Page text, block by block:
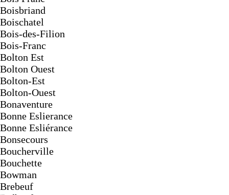
Boisbriand
Boischatel
Bois-des-Filion
Bois-Franc
Bolton Est
Bolton Ouest
Bolton-Est
Bolton-Ouest
Bonaventure
Bonne Eslierance
Bonne Esliérance
Bonsecours
Boucherville
Bouchette
Bowman
Brebeuf